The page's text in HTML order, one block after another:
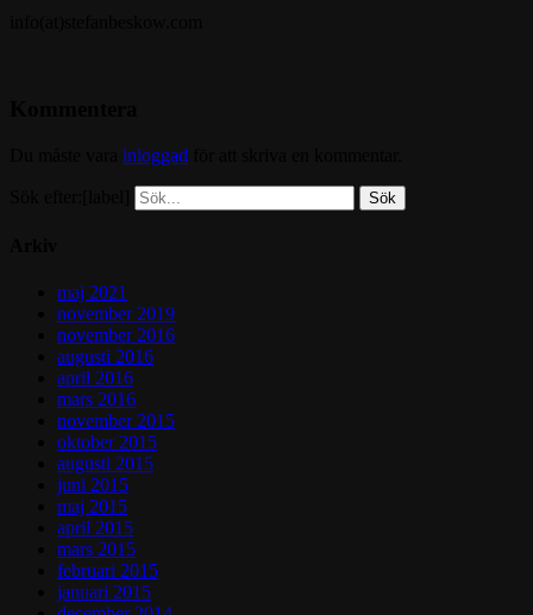
inloggad
maj 2021
november 2019
november 2016
augusti 2016
april 2016
mars 2016
november 2015
oktober 2015
augusti 2015
juni 2015
maj 2015
april 2015
mars 2015
februari 2015
januari 2015